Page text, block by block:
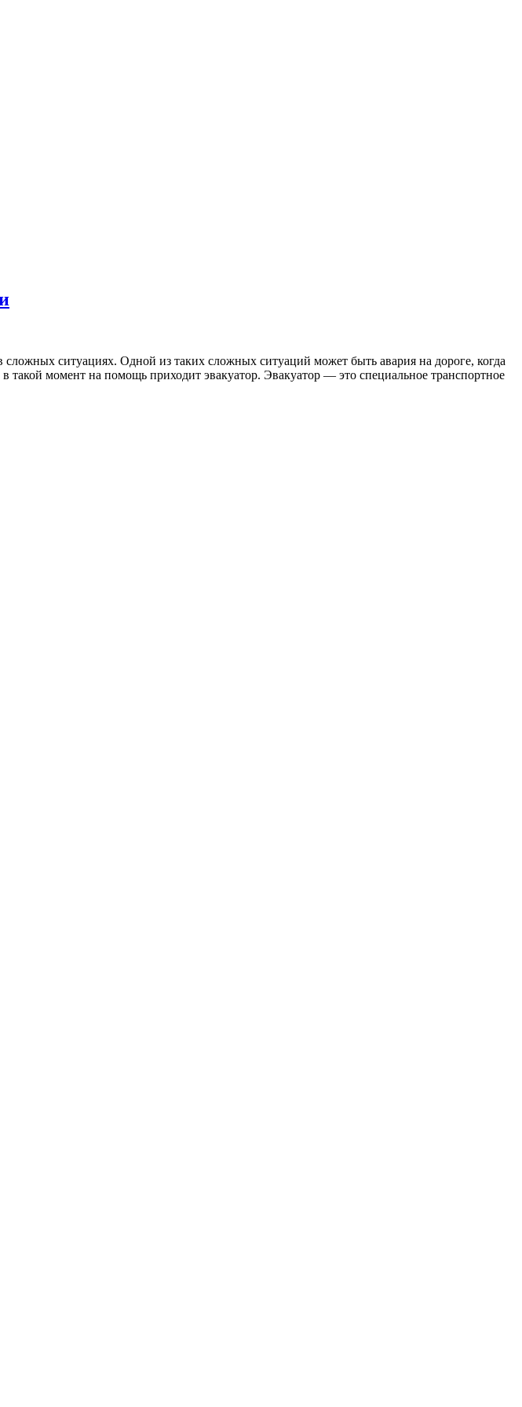
ситуациях. Одной из таких сложных ситуаций может быть авария на дороге, когда
момент на помощь приходит эвакуатор. Эвакуатор — это специальное транспортное